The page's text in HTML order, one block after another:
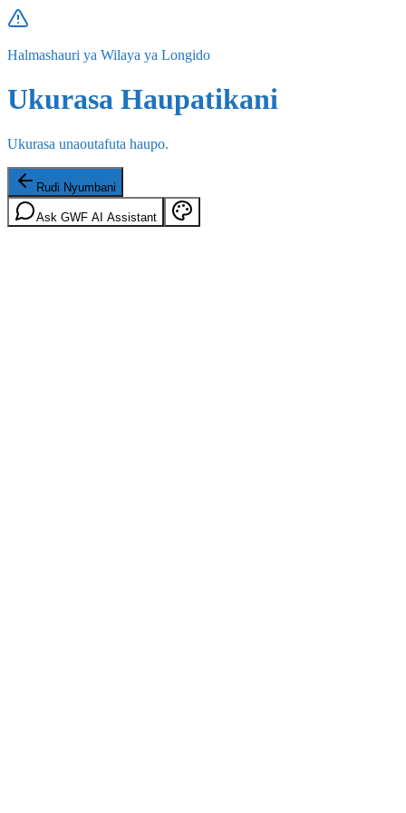
Halmashauri ya Wilaya ya Longido
Ukurasa Haupatikani
Ukurasa unaoutafuta haupo.
Rudi Nyumbani
Ask GWF AI Assistant